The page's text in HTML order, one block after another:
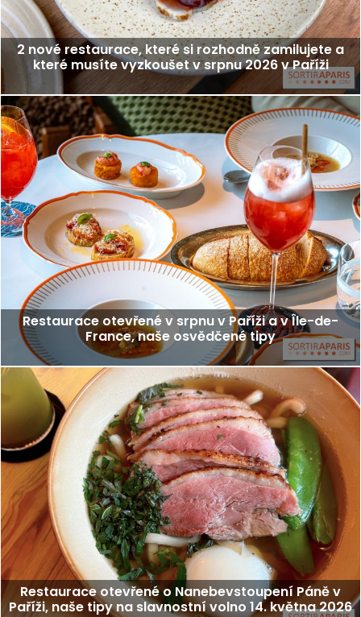
2 nové restaurace, které si rozhodně zamilujete a
které musíte vyzkoušet v srpnu 2026 v Paříži
Restaurace otevřené v srpnu v Paříži a v Île-de-
France, naše osvědčené tipy
Restaurace otevřené o Nanebevstoupení Páně v
Paříži, naše tipy na slavnostní volno 14. května 2026